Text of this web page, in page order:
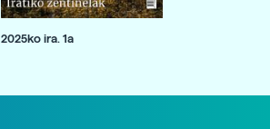
2025ko ira. 1a